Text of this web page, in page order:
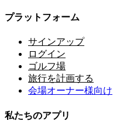
プラットフォーム
サインアップ
ログイン
ゴルフ場
旅行を計画する
会場オーナー様向け
私たちのアプリ